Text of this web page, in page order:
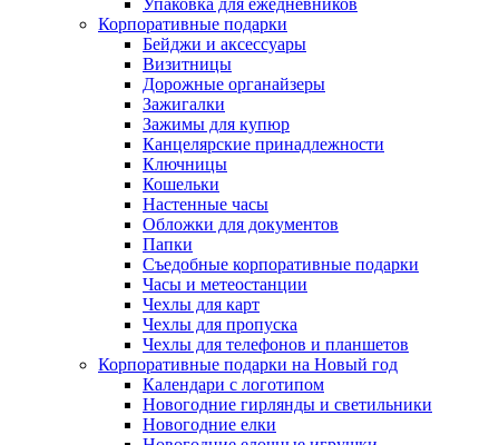
Упаковка для ежедневников
Корпоративные подарки
Бейджи и аксессуары
Визитницы
Дорожные органайзеры
Зажигалки
Зажимы для купюр
Канцелярские принадлежности
Ключницы
Кошельки
Настенные часы
Обложки для документов
Папки
Съедобные корпоративные подарки
Часы и метеостанции
Чехлы для карт
Чехлы для пропуска
Чехлы для телефонов и планшетов
Корпоративные подарки на Новый год
Календари с логотипом
Новогодние гирлянды и светильники
Новогодние елки